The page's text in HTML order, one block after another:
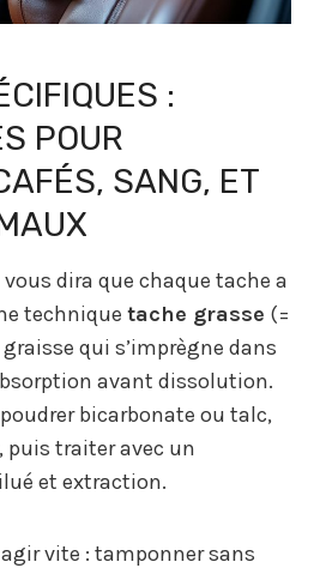
:
POUR
SANG, ET
dira que chaque tache a
technique tache grasse (=
qui s’imprègne dans
avant dissolution.
bicarbonate ou talc,
puis traiter avec un
et extraction.
vite : tamponner sans